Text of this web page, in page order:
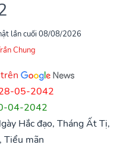
lần cuối 08/08/2026
Chung
05-2042
04-2042
Hắc đạo, Tháng Ất Tị,
Tiểu mãn